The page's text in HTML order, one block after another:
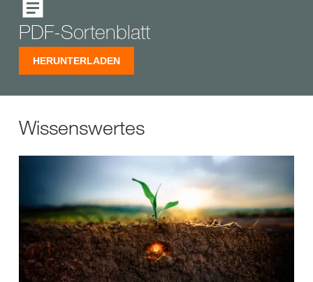
PDF-Sortenblatt
HERUNTERLADEN
Wissenswertes